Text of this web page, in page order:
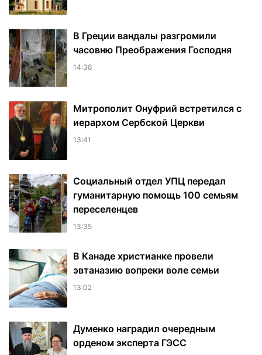
В Греции вандалы разгромили
часовню Преображения Господня
14:38
Митрополит Онуфрий встретился с
иерархом Сербской Церкви
13:41
Социальный отдел УПЦ передал
гуманитарную помощь 100 семьям
переселенцев
13:35
В Канаде христианке провели
эвтаназию вопреки воле семьи
13:02
Думенко наградил очередным
орденом эксперта ГЭСС